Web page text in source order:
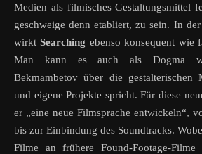
Medien als filmisches Gestaltungsmittel
geschweige denn etabliert, zu sein. In
wirktSearching ebenso konsequent wie
Man kann es auch als Dogma
Bekmambetov über die gestalterischen
und eigene Projekte spricht. Für diese
er „eine neue Filmsprache entwickeln“,
bis zur Einbindung des Soundtracks.
Filme an frühere Found-Footage-